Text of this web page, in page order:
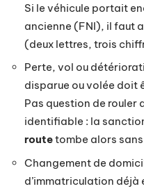
Si le véhicule portait
ancienne (FNI), il faut
(deux lettres, trois
Perte, vol ou
disparue ou volée doit
Pas question de rouler
identifiable : la
routetombe alors
Changement de
d’immatriculation déjà